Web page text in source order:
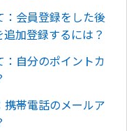
：会員登録をした後
加登録するには？
自分のポイントカ
帯電話のメールア